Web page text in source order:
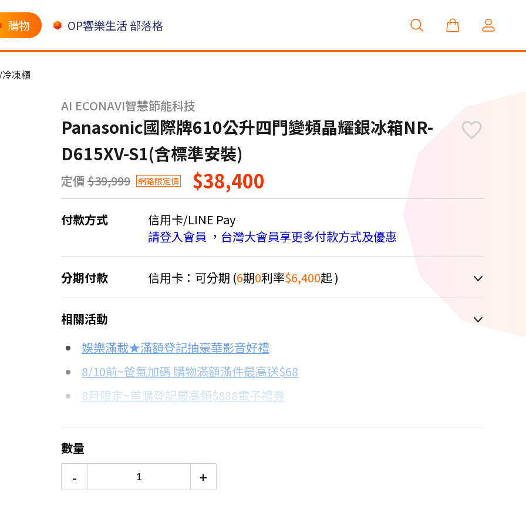
購物 OP響樂生活 部落格
凍櫃
AI ECONAVI智慧節能科技
Panasonic國際牌610公升四門變頻晶耀銀冰箱NR-
D615XV-S1(含標準安裝)
定價 $39,999 網路限定價 $38,400
付款方式
信用卡/LINE Pay
請登入會員 ，台灣大會員享更多付款方式及優惠
分期付款 信用卡：可分期 (6期0利率$6,400起 )
＊實際可分期數、適用利率，請以購物車顯示為主
信用卡分期
分期數
3期 0利率
每期金額
$12,800
$3,424
配合銀行/業者
18家銀行/業者
相關活動
娛樂滿載★滿額登記抽豪華影音好禮
8/10前~爸氣加碼 購物滿額滿件最高送$68
8月限定~首購登記最高領$888電子禮券
更多信用卡分期0利率滿額享回饋
數量
- +